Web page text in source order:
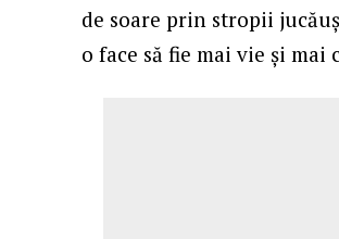
de soare prin stropii
o face să fie mai vie și mai